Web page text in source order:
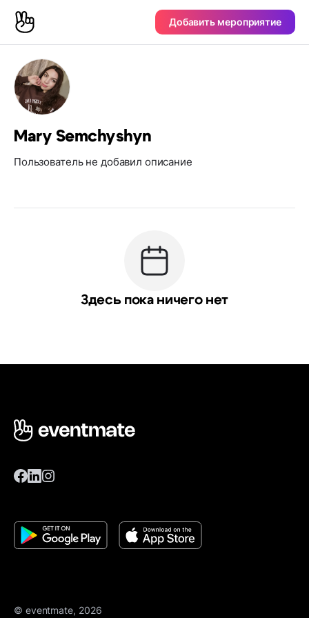
Добавить мероприятие
Mary Semchyshyn
Пользователь не добавил описание
Здесь пока ничего нет
© eventmate, 2026